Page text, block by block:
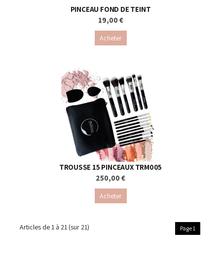
PINCEAU FOND DE TEINT
19,00 €
Acheter
TROUSSE 15 PINCEAUX TRM005
250,00 €
Acheter
Page 1
Articles de1 à 21 (sur 21)